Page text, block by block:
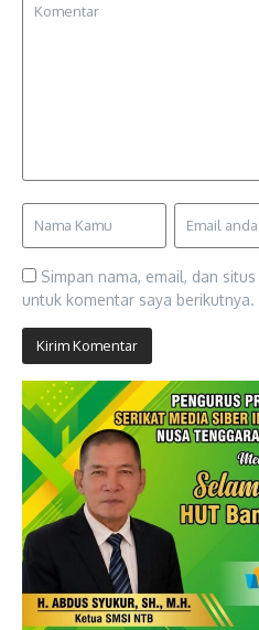
Simpan nama, email, dan
untuk komentar saya berikutnya.